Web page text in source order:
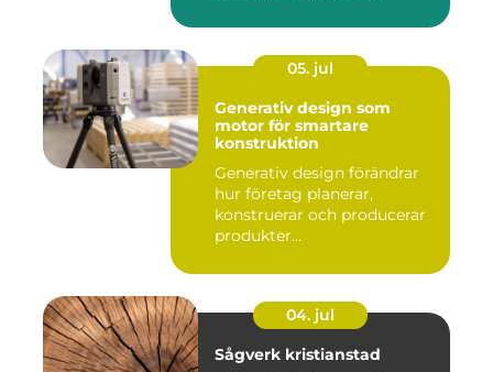
05. jul
Generativ design som
motor för smartare
konstruktion
Generativ design förändrar
hur företag planerar,
konstruerar och producerar
produkter...
04. jul
Sågverk kristianstad